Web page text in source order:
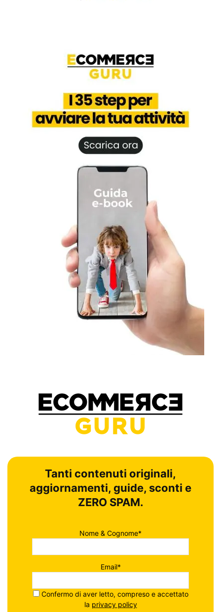
Tanti contenuti originali,
aggiornamenti, guide, sconti e
ZERO SPAM.
Nome & Cognome*
Email*
Confermo di aver letto, compreso e accettato
la privacy policy